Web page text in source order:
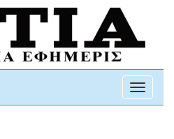
Toggle